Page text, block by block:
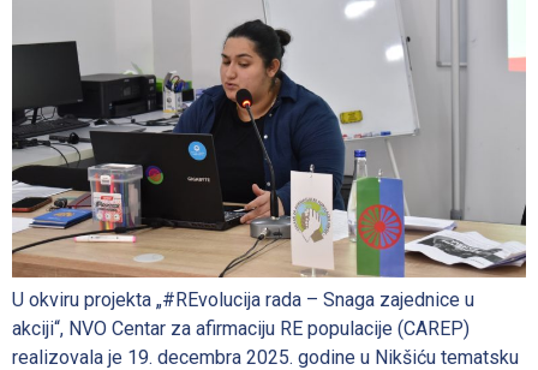
U okviru projekta „#REvolucija rada – Snaga zajednice u
akciji“, NVO Centar za afirmaciju RE populacije (CAREP)
realizovala je 19. decembra 2025. godine u Nikšiću tematsku